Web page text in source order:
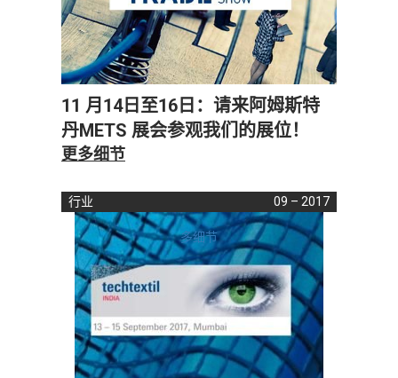
11 月14日至16日：请来阿姆斯特
丹METS 展会参观我们的展位！
更多细节
行业 09 – 2017
多细节